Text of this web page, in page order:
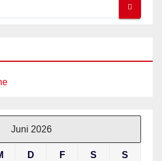
Juni 2026
D F S S